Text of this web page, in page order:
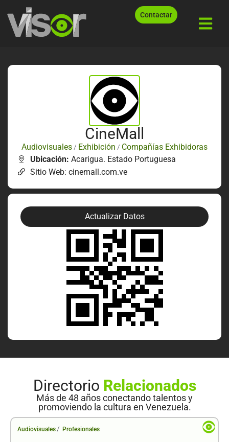
Contactar
CineMall
Audiovisuales / Exhibición / Compañías Exhibidoras
Ubicación: Acarigua. Estado Portuguesa
Sitio Web: cinemall.com.ve
Actualizar Datos
Directorio Relacionados
Más de 48 años conectando talentos y
promoviendo la cultura en Venezuela.
Audiovisuales / Profesionales